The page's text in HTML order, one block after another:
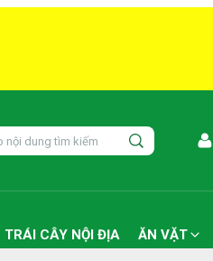
TRÁI CÂY NỘI ĐỊA ĂN VẶT